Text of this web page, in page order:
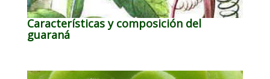
Características y composición del
guaraná